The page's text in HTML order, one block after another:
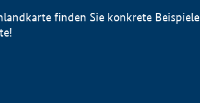
finden Sie konkrete Beispiele